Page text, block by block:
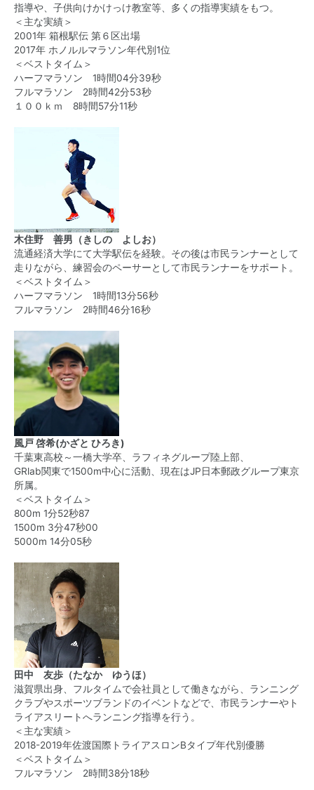
指導や、子供向けかけっけ教室等、多くの指導実績をもつ。
＜主な実績＞
2001年 箱根駅伝 第６区出場
2017年 ホノルルマラソン年代別1位
＜ベストタイム＞
ハーフマラソン 1時間04分39秒
フルマラソン 2時間42分53秒
１００ｋｍ 8時間57分11秒
木住野 善男（きしの よしお）
流通経済大学にて大学駅伝を経験。その後は市民ランナーとして
走りながら、練習会のペーサーとして市民ランナーをサポート。
＜ベストタイム＞
ハーフマラソン 1時間13分56秒
フルマラソン 2時間46分16秒
風戸 啓希(かざと ひろき)
千葉東高校～一橋大学卒、ラフィネグループ陸上部、
GRlab関東で1500m中心に活動、現在はJP日本郵政グループ東京
所属。
＜ベストタイム＞
800m 1分52秒87
1500m 3分47秒00
5000m 14分05秒
田中 友歩（たなか ゆうほ）
滋賀県出身、フルタイムで会社員として働きながら、ランニング
クラブやスポーツブランドのイベントなどで、市民ランナーやト
ライアスリートへランニング指導を行う。
＜主な実績＞
2018-2019年佐渡国際トライアスロンBタイプ年代別優勝
＜ベストタイム＞
フルマラソン 2時間38分18秒